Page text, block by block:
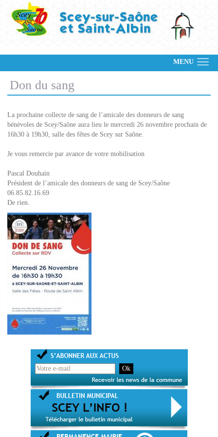
MENU
Don du sang
La prochaine collecte de sang de l’amicale des donneurs de sang
bénévoles de Scey/Saône aura lieu le mercredi 26 novembre prochain de
16h30 à 19h30, salle des fêtes de Scey sur Saône.
Je vous remercie par avance de votre mobilisation
Pascal Douhain
Président de l’amicale des donneurs de sang de Scey/Saône
06.85.82.16.69
De rien.